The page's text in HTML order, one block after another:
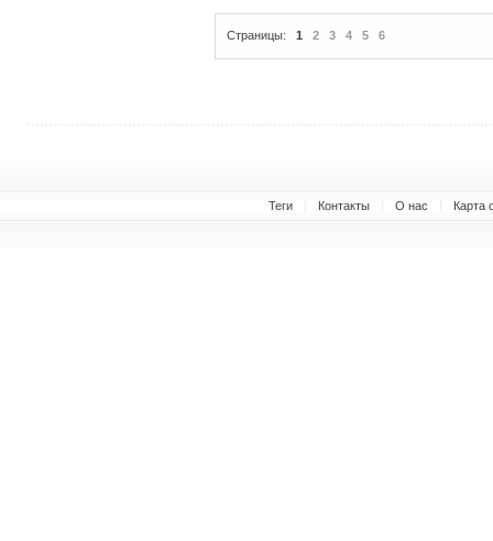
Страницы: 1 2 3 4 5 6
Теги Контакты О нас Карта